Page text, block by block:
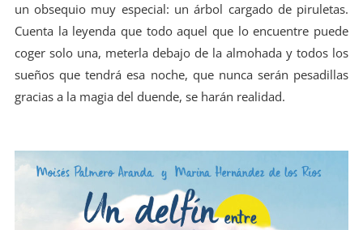
un obsequio muy especial: un árbol cargado de piruletas.
Cuenta la leyenda que todo aquel que lo encuentre puede
coger solo una, meterla debajo de la almohada y todos los
sueños que tendrá esa noche, que nunca serán pesadillas
gracias a la magia del duende, se harán realidad.